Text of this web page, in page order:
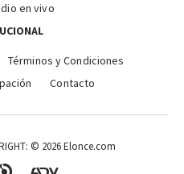
en vivo
Términos y Condiciones
Contacto
© 2026 Elonce.com